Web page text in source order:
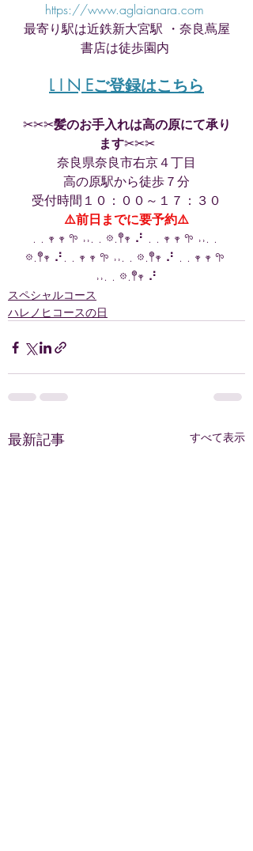
https://www.aglaianara.com
最寄り駅は近鉄新大宮駅 ・奈良蔦屋
書店は徒歩園内
L I N Eご登録はこちら
✂︎✂︎✂︎髪のお手入れは高の原にて承り
ます✂︎✂︎✂︎
奈良県奈良市右京４丁目
高の原駅から徒歩７分
受付時間１０：００～１７：３０
⚠️前日までに要予約⚠️
. . 𖥧 𖥧 𖧧 ˒˒. . 𖡼.𖤣𖥧 ⠜ . . 𖥧 𖥧 𖧧 ˒˒. .
𖡼.𖤣𖥧 ⠜. . 𖥧 𖥧 𖧧 ˒˒. . 𖡼.𖤣𖥧 ⠜ . . 𖥧 𖥧 𖧧
˒˒. . 𖡼.𖤣𖥧 ⠜
スペシャルコース
ハレノヒコースの日
最新記事 すべて表示